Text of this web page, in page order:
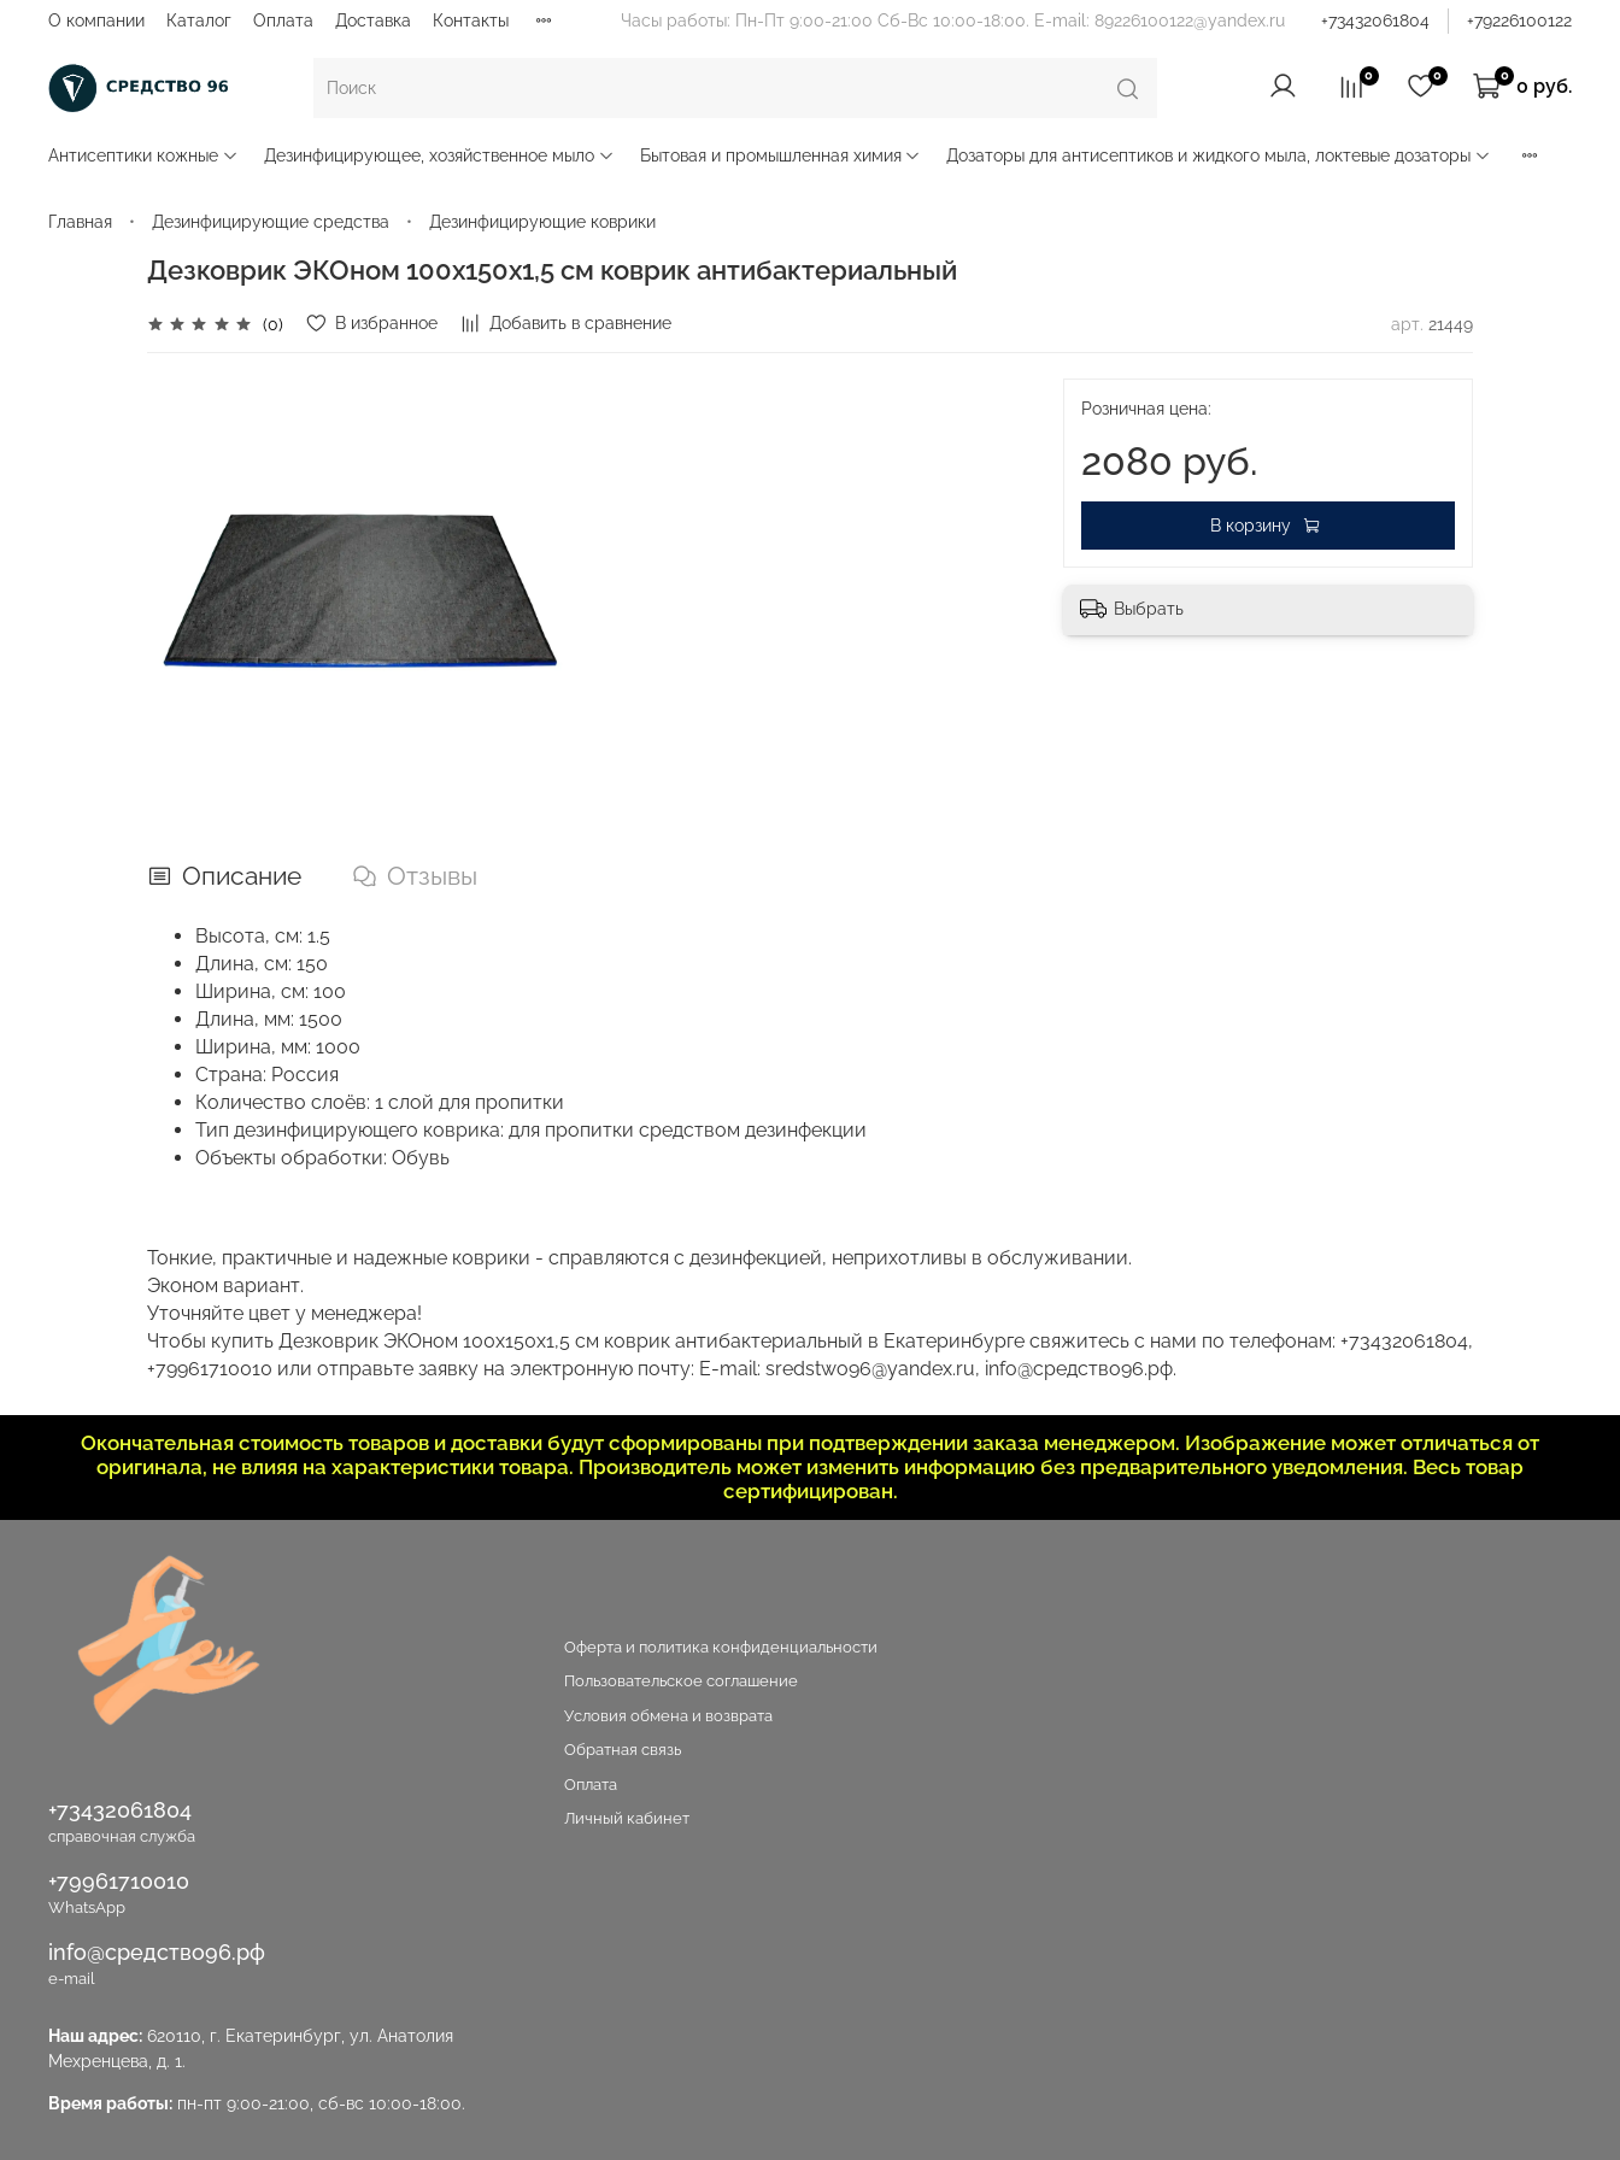
О компании Каталог Оплата Доставка Контакты Часы работы: Пн-Пт 9:00-21:00 Сб-Вс 10:00-18:00. E-mail: 89226100122@yandex.ru +73432061804 +79226100122
0 0 0
0 руб.
Антисептики кожные Дезинфицирующее, хозяйственное мыло Бытовая и промышленная химия Дозаторы для антисептиков и жидкого мыла, локтевые дозаторы
Главная Дезинфицирующие средства Дезинфицирующие коврики
Дезковрик ЭКОном 100х150х1,5 см коврик антибактериальный
(0) В избранное Добавить в сравнение арт. 21449
Розничная цена:
2080 руб.
В корзину
Выбрать
Описание Отзывы
Высота, см: 1.5
Длина, см: 150
Ширина, см: 100
Длина, мм: 1500
Ширина, мм: 1000
Страна: Россия
Количество слоёв: 1 слой для пропитки
Тип дезинфицирующего коврика: для пропитки средством дезинфекции
Объекты обработки: Обувь
Тонкие, практичные и надежные коврики - справляются с дезинфекцией, неприхотливы в обслуживании.
Эконом вариант.
Уточняйте цвет у менеджера!
Чтобы купить Дезковрик ЭКОном 100х150х1,5 см коврик антибактериальный в Екатеринбурге свяжитесь с нами по телефонам: +73432061804,
+79961710010 или отправьте заявку на электронную почту: E-mail: sredstwo96@yandex.ru, info@средство96.рф.
Окончательная стоимость товаров и доставки будут сформированы при подтверждении заказа менеджером. Изображение может отличаться от
оригинала, не влияя на характеристики товара. Производитель может изменить информацию без предварительного уведомления. Весь товар
сертифицирован.
Оферта и политика конфиденциальности
Пользовательское соглашение
Условия обмена и возврата
Обратная связь
Оплата
Личный кабинет
+73432061804
справочная служба
+79961710010
WhatsApp
info@средство96.рф
e-mail
Наш адрес: 620110, г. Екатеринбург, ул. Анатолия
Мехренцева, д. 1.
Время работы: пн-пт 9:00-21:00, сб-вс 10:00-18:00.